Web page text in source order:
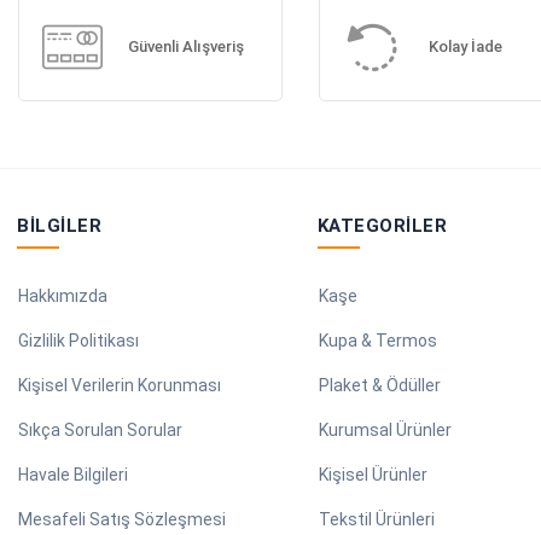
Güvenli Alışveriş Kolay İade
BILGILER
Hakkımızda
Gizlilik Politikası
Kişisel Verilerin Korunması
Sıkça Sorulan Sorular
Havale Bilgileri
Mesafeli Satış Sözleşmesi
KATEGORILER
Kaşe
Kupa & Termos
Plaket & Ödüller
Kurumsal Ürünler
Kişisel Ürünler
Tekstil Ürünleri